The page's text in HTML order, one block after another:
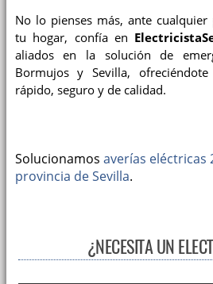
No lo pienses más, ante
tu hogar, confía en
aliados en la solución de
Bormujos y Sevilla,
rápido, seguro y de calidad.
Solucionamos averías eléctricas
provincia de Sevilla.
¿NECESITA UN